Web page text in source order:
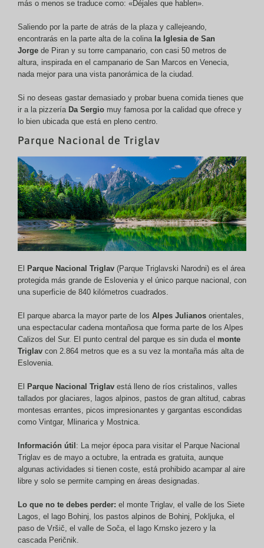
más o menos se traduce como: «Déjales que hablen».
Saliendo por la parte de atrás de la plaza y callejeando,
encontrarás en la parte alta de la colina la Iglesia de San
Jorge de Piran y su torre campanario, con casi 50 metros de
altura, inspirada en el campanario de San Marcos en Venecia,
nada mejor para una vista panorámica de la ciudad.
Si no deseas gastar demasiado y probar buena comida tienes que
ir a la pizzería Da Sergio muy famosa por la calidad que ofrece y
lo bien ubicada que está en pleno centro.
Parque Nacional de Triglav
El Parque Nacional Triglav (Parque Triglavski Narodni) es el área
protegida más grande de Eslovenia y el único parque nacional, con
una superficie de 840 kilómetros cuadrados.
El parque abarca la mayor parte de los Alpes Julianos orientales,
una espectacular cadena montañosa que forma parte de los Alpes
Calizos del Sur. El punto central del parque es sin duda el monte
Triglav con 2.864 metros que es a su vez la montaña más alta de
Eslovenia.
El Parque Nacional Triglav está lleno de ríos cristalinos, valles
tallados por glaciares, lagos alpinos, pastos de gran altitud, cabras
montesas errantes, picos impresionantes y gargantas escondidas
como Vintgar, Mlinarica y Mostnica.
Información útil : La mejor época para visitar el Parque Nacional
Triglav es de mayo a octubre, la entrada es gratuita, aunque
algunas actividades si tienen coste, está prohibido acampar al aire
libre y solo se permite camping en áreas designadas.
Lo que no te debes perder: el monte Triglav, el valle de los Siete
Lagos, el lago Bohinj, los pastos alpinos de Bohinj, Pokljuka, el
paso de Vršič, el valle de Soča, el lago Krnsko jezero y la
cascada Peričnik.